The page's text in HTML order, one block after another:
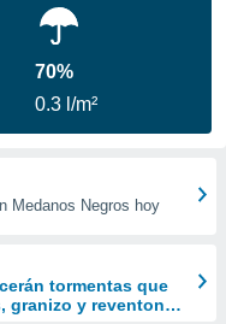
70%
0.3 l/m²
Medanos Negros hoy
tormentas que
granizo y reventones